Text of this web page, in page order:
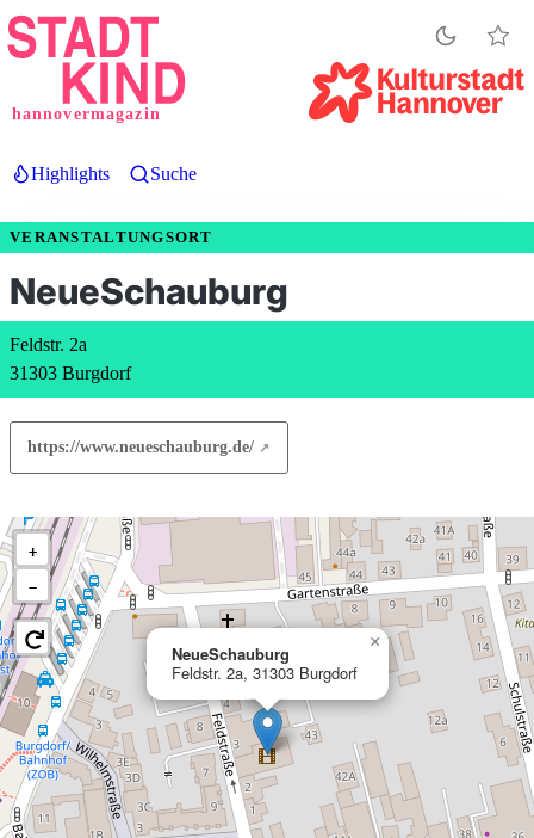
Direkt
zum
hannovermagazin
Highlights Suche
VERANSTALTUNGSORT
NeueSchauburg
Feldstr. 2a
31303 Burgdorf
https://www.neueschauburg.de/
NeueSchauburg
Feldstr. 2a, 31303 Burgdorf
×
+
−